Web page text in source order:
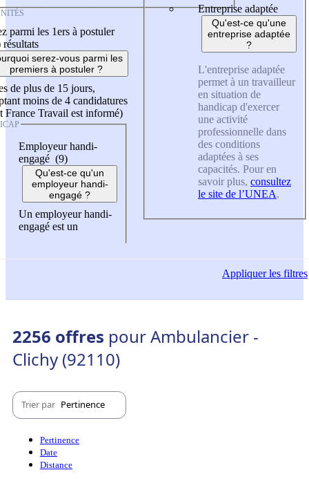
parmi les 1ers à postuler
résultats
serez-vous parmi les
premiers à postuler ?
de plus de 15 jours,
moins de 4 candidatures
France Travail est informé)
Employeur handi-
engagé (9)
Qu'est-ce qu'un
employeur handi-
engagé ?
Un employeur handi-
engagé est un
Entreprise adaptée
Qu'est-ce qu'une
entreprise adaptée
?
L'entreprise adaptée
permet à un travailleur
en situation de
handicap d'exercer
une activité
professionnelle dans
des conditions
adaptées à ses
capacités. Pour en
savoir plus, consultez
le site de l’UNEA.
Appliquerles filtres
2256 offres pour Ambulancier -
Clichy (92110)
Trier par Pertinence
Pertinence
Date
Distance